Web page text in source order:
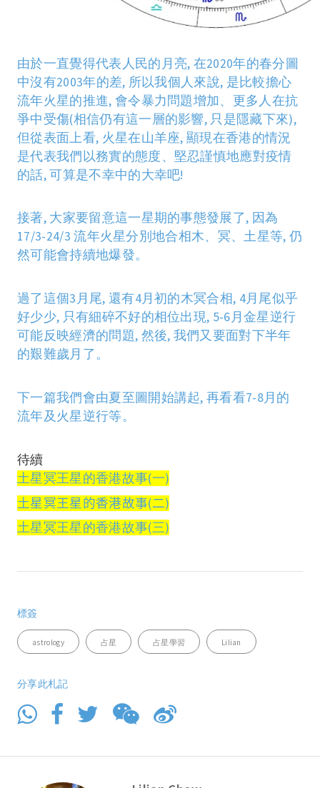
由於一直覺得代表人民的月亮, 在2020年的春分圖
中沒有2003年的差, 所以我個人來說, 是比較擔心
流年火星的推進, 會令暴力問題增加、更多人在抗
爭中受傷(相信仍有這一層的影響, 只是隱藏下來),
但從表面上看, 火星在山羊座,顯現在香港的情況
是代表我們以務實的態度、堅忍謹慎地應對疫情
的話,可算是不幸中的大幸吧!
接著, 大家要留意這一星期的事態發展了, 因為
17/3-24/3流年火星分別地合相木、冥、土星等, 仍
然可能會持續地爆發。
過了這個3 月尾, 還有4月初的木冥合相, 4月尾似乎
好少少, 只有細碎不好的相位出現, 5-6月金星逆行
可能反映經濟的問題, 然後, 我們又要面對下半年
的艱難歲月了。
下一篇我們會由夏至圖開始講起,再看看7-8月的
流年及火星逆行等。
待續
土星冥王星的香港故事(一)
土星冥王星的香港故事(二)
土星冥王星的香港故事(三)
標簽
astrology 占星 占星學習 Lilian
分享此札記